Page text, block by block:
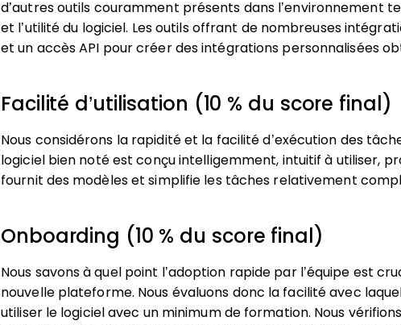
d’autres outils couramment présents dans l’environnement
et l’utilité du logiciel. Les outils offrant de nombreuses
et un accès API pour créer des intégrations personnalisées
Facilité d’utilisation (10 % du score final)
Nous considérons la rapidité et la facilité d’exécution des
logiciel bien noté est conçu intelligemment, intuitif à utiliser,
fournit des modèles et simplifie les tâches relativement
Onboarding (10 % du score final)
Nous savons à quel point l’adoption rapide par l’équipe est
nouvelle plateforme. Nous évaluons donc la facilité avec
utiliser le logiciel avec un minimum de formation. Nous